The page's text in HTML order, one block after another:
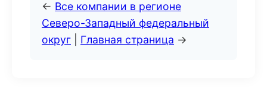
← Все компании в регионе
Северо-Западный федеральный
округ
Главная страница →